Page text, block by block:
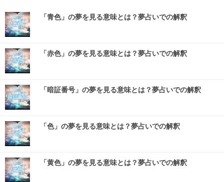
「青色」の夢を見る意味とは？夢占いでの解釈
「赤色」の夢を見る意味とは？夢占いでの解釈
「暗証番号」の夢を見る意味とは？夢占いでの解釈
「色」の夢を見る意味とは？夢占いでの解釈
「黄色」の夢を見る意味とは？夢占いでの解釈